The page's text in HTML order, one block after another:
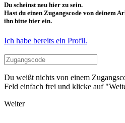
Du scheinst neu hier zu sein.
Hast du einen Zugangscode von deinem
ihn bitte hier ein.
Ich habe bereits ein Profil.
Du weißt nichts von einem
Feld einfach frei und klicke auf
Weiter